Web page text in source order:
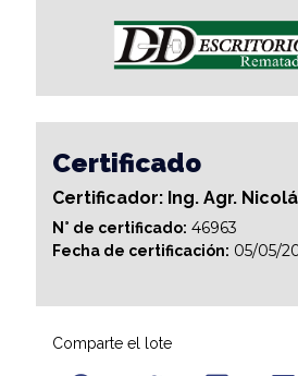
Certificado
Certificador: Ing. Agr.
N° de certificado: 46963
Fecha de certificación: 05/05/
Comparte el lote